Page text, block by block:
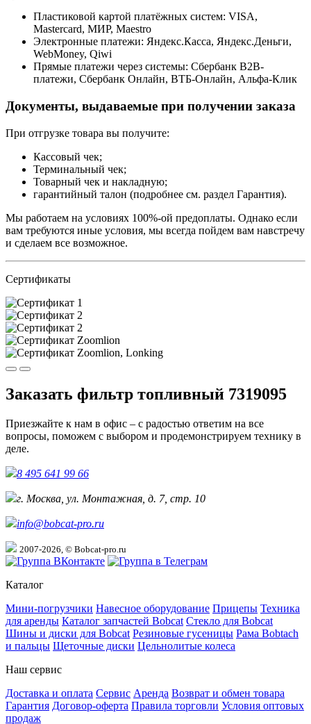
Пластиковой картой платёжных систем: VISA,
Mastercard, МИР, Maestrо
Электронные платежи: Яндекс.Касса, Яндекс.Деньги,
WebMoney, Qiwi
Прямые платежи через системы: Сбербанк B2B-
платежи, Сбербанк Онлайн, ВТБ-Онлайн, Альфа-Клик
Документы, выдаваемые при получении заказа
При отгрузке товара вы получите:
Кассовый чек;
Терминальный чек;
Товарный чек и накладную;
гарантийный талон (подробнее см. раздел Гарантия).
Мы работаем на условиях 100%-ой предоплаты. Однако если
вам требуются иные условия, мы всегда пойдем вам навстречу
и сделаем все возможное.
Сертификаты
Заказать фильтр топливный 7319095
Приезжайте к нам в офис – с радостью ответим на все
вопросы, поможем с выбором и продемонстрируем технику в
деле.
8 495 641 99 66
г. Москва, ул. Монтажная, д. 7, стр. 10
info@bobcat-pro.ru
2007-2026, © Bobcat-pro.ru
Каталог
Мини-погрузчики Навесное оборудование Прицепы Техника
для аренды Каталог запчастей Bobcat Стекло для Bobcat
Шины и диски для Bobcat Резиновые гусеницы Рама Bobtach
и пальцы Щеточные диски Цельнолитые колеса
Наш сервис
Доставка и оплата Сервис Аренда Возврат и обмен товара
Гарантия Договор-оферта Правила торговли Условия оптовых
продаж